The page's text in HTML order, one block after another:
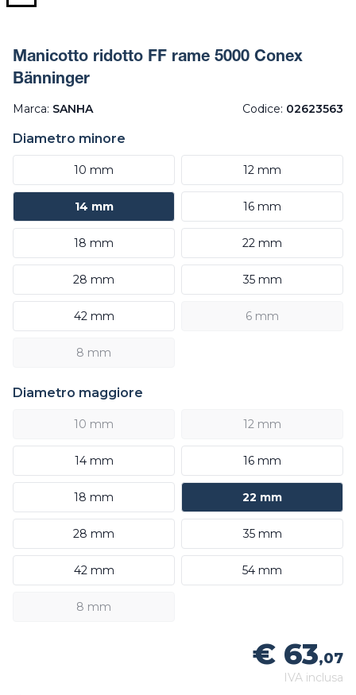
Manicotto ridotto FF rame 5000 Conex
Bänninger
Marca: SANHA Codice: 02623563
Diametro minore
10 mm 12 mm
14 mm 16 mm
18 mm 22 mm
28 mm 35 mm
42 mm 6 mm
8 mm
Diametro maggiore
10 mm 12 mm
14 mm 16 mm
18 mm 22 mm
28 mm 35 mm
42 mm 54 mm
8 mm
€ 63,07
IVA inclusa